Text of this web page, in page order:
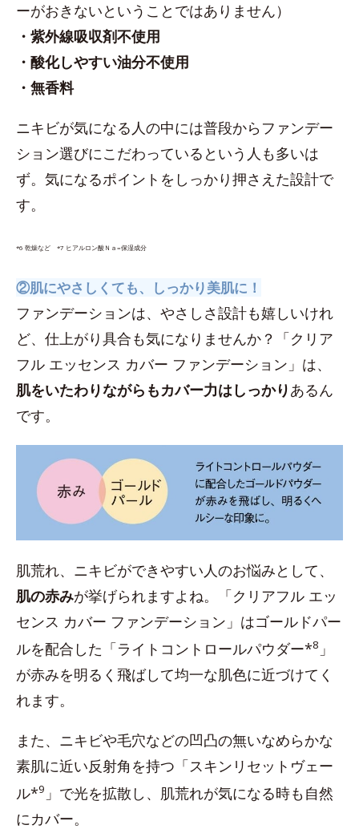
ーがおきないということではありません）
・紫外線吸収剤不使用
・酸化しやすい油分不使用
・無香料
ニキビが気になる人の中には普段からファンデー
ション選びにこだわっているという人も多いは
ず。気になるポイントをしっかり押さえた設計で
す。
*6 乾燥など *7 ヒアルロン酸Ｎａ=保湿成分
②肌にやさしくても、しっかり美肌に！
ファンデーションは、やさしさ設計も嬉しいけれ
ど、仕上がり具合も気になりませんか？「クリア
フル エッセンス カバー ファンデーション」は、
肌をいたわりながらもカバー力はしっかりあるん
です。
肌荒れ、ニキビができやすい人のお悩みとして、
肌の赤みが挙げられますよね。「クリアフル エッ
センス カバー ファンデーション」はゴールドパー
ルを配合した「ライトコントロールパウダー*8 」
が赤みを明るく飛ばして均一な肌色に近づけてく
れます。
また、ニキビや毛穴などの凹凸の無いなめらかな
素肌に近い反射角を持つ「スキンリセットヴェー
ル*9 」で光を拡散し、肌荒れが気になる時も自然
にカバー。